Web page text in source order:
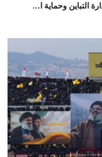
التباين وحماية ا...